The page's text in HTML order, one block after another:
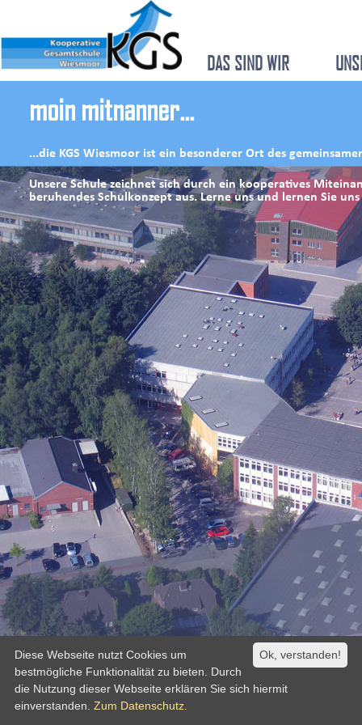
DAS SIND WIR
moin mitnanner...
...die KGS Wiesmoor ist ein besonderer Ort des
Unsere Schule zeichnet sich durch ein kooperatives
beruhendes Schulkonzept aus. Lerne uns und lernen Sie
Ok, verstanden!
Diese Webseite nutzt Cookies um
bestmögliche Funktionalität zu bieten. Durch
die Nutzung dieser Webseite erklären Sie sich hiermit
einverstanden. Zum Datenschutz.